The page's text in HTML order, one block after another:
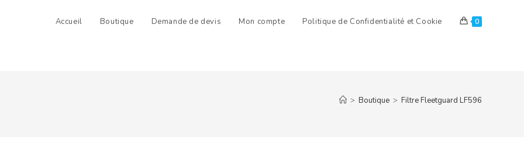
Accueil Boutique Demande de devis Mon compte Politique de Confidentialité et Cookie 0
> Boutique > Filtre Fleetguard LF596